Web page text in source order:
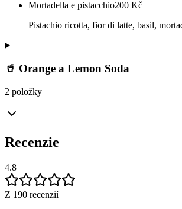
Mortadella e pistacchio200 Kč
Pistachio ricotta, fior di latte, basil,
🥤 Orange a Lemon Soda
2 položky
Recenzie
4.8
Z 190 recenzií